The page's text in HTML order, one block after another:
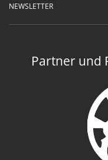
NEWSLETTER
Partner und